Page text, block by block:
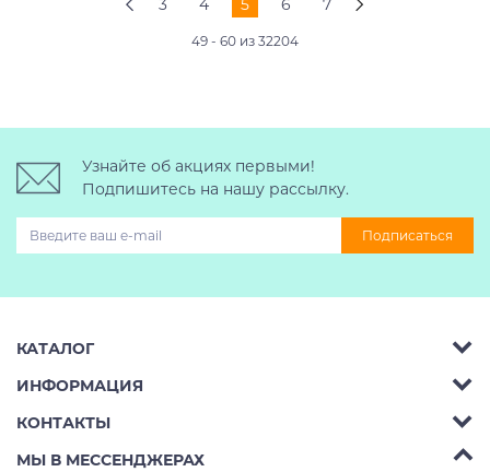
3 4 5 6 7
49 - 60 из 32204
Узнайте об акциях первыми!
Подпишитесь на нашу рассылку.
Подписаться
КАТАЛОГ
Багажник на крышу авто
Автобоксы
ИНФОРМАЦИЯ
Аренда
Ремонт
КОНТАКТЫ
Телефон: 8 (495) 2367486
МЫ В МЕССЕНДЖЕРАХ